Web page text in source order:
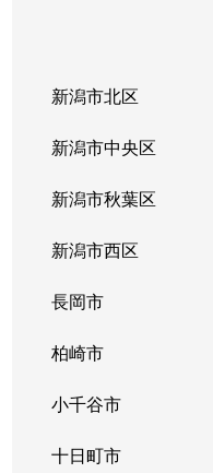
新潟市北区
新潟市中央区
新潟市秋葉区
新潟市西区
長岡市
柏崎市
小千谷市
十日町市